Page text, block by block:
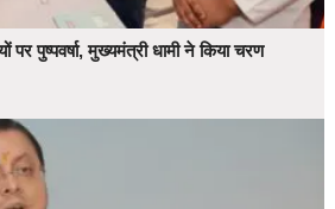
पर पुष्पवर्षा, मुख्यमंत्री धामी ने किया चरण